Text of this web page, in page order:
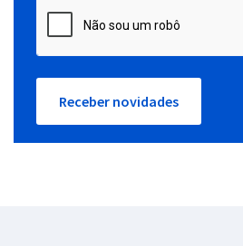
Receber novidades